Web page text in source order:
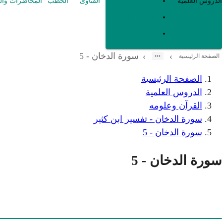
الصفحة الرئيسية ›
› سورة الدخان - 5
الصفحة الرئيسية
الدروس العلمية
القرآن وعلومه
سورة الدخان - تفسير ابن كثير
سورة الدخان - 5
سورة الدخان - 5